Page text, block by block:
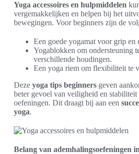
Yoga accessoires en hulpmiddelen
vergemakkelijken en helpen bij het
bewegingen. Voor beginners zijn de
Een goede yogamat voor grip en
Yogablokken om ondersteuning
verschillende houdingen.
Een yoga riem om flexibiliteit te
Deze yoga tips beginners geven
beter gevoel van veiligheid en stabiliteit
oefeningen. Dit draagt bij aan een
yoga.
Belang van ademhalingsoefeningen